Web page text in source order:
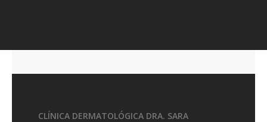
CLÍNICA DERMATOLÓGICA DRA. SARA